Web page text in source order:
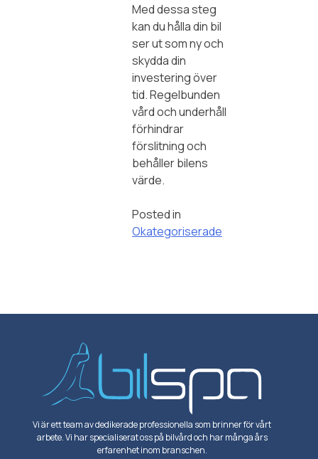
Med dessa steg
kan du hålla din bil
ser ut som ny och
skydda din
investering över
tid. Regelbunden
vård och underhåll
förhindrar
förslitning och
behåller bilens
värde.
Posted in
Okategoriserade
Vi är ett team av dedikerade professionella som brinner för vårt
arbete. Vi har specialiserat oss på bilvård och har många års
erfarenhet inom branschen.